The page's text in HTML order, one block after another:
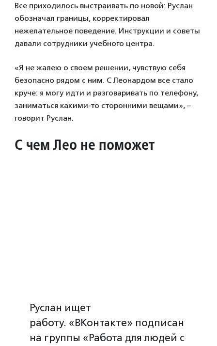
Все приходилось выстраивать по новой: Руслан
обозначал границы, корректировал
нежелательное поведение. Инструкции и советы
давали сотрудники учебного центра.
«Я не жалею о своем решении, чувствую себя
безопасно рядом с ним. С Леонардом все стало
круче: я могу идти и разговаривать по телефону,
заниматься какими-то сторонними вещами», –
говорит Руслан.
С чем Лео не поможет
Руслан ищет
работу. «ВКонтакте» подписан
на группы «Работа для людей с